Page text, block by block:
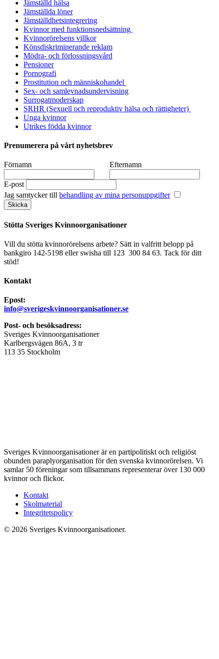
Jämställd hälsa
Jämställda löner
Jämställdhetsintegrering
Kvinnor med funktionsnedsättning
Kvinnorörelsens villkor
Könsdiskriminerande reklam
Mödra- och förlossningsvård
Pensioner
Pornografi
Prostitution och människohandel
Sex- och samlevnadsundervisning
Surrogatmoderskap
SRHR (Sexuell och reproduktiv hälsa och rättigheter)
Unga kvinnor
Utrikes födda kvinnor
Prenumerera på vårt nyhetsbrev
Förnamn Efternamn
E-post
Jag samtycker till behandling av mina personuppgifter
Stötta Sveriges Kvinnoorganisationer
Vill du stötta kvinnorörelsens arbete? Sätt in valfritt belopp på
bankgiro 142-5198 eller swisha till 123 300 84 63. Tack för ditt
stöd!
Kontakt
Epost:
info@sverigeskvinnoorganisationer.se
Post- och besöksadress:
Sveriges Kvinnoorganisationer
Karlbergsvägen 86A, 3 tr
113 35 Stockholm
Sveriges Kvinnoorganisationer är en partipolitiskt och religiöst
obunden paraplyorganisation för den svenska kvinnorörelsen. Vi
samlar 50 föreningar som tillsammans representerar över 130 000
kvinnor och flickor.
Kontakt
Skolmaterial
Integritetspolicy
© 2026 Sveriges Kvinnoorganisationer.